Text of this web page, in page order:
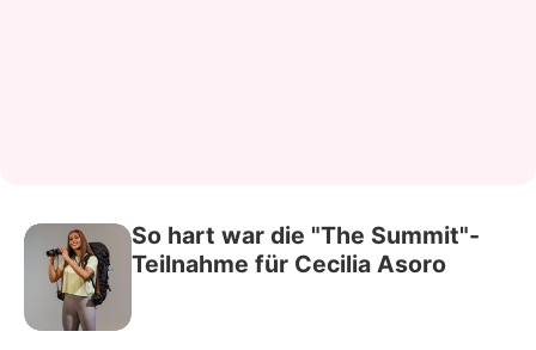
So hart war die "The Summit"-
Teilnahme für Cecilia Asoro